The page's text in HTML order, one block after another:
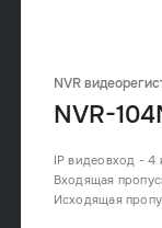
NVR
NVR-
IP видеовход - 4
Входящая
Исходящая